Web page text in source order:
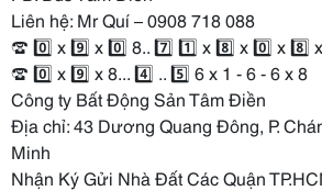
Liên hệ: Mr Quí – 0908 718 088
☎ 0️⃣ x 9️⃣ x 0️⃣ 8.. 7️⃣ 1️⃣ x 8️⃣ x 0️⃣ x 8️⃣
☎ 0️⃣ x 9️⃣ x 8... 4️⃣ .. 5️⃣ 6 x 1 - 6 - 6 x 8
Công ty Bất Động Sản Tâm Điền
Địa chỉ: 43 Dương Quang Đông, P.
Minh
Nhận Ký Gửi Nhà Đất Các Quận